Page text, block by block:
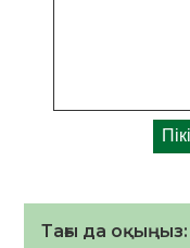
Тағы да оқыңыз: